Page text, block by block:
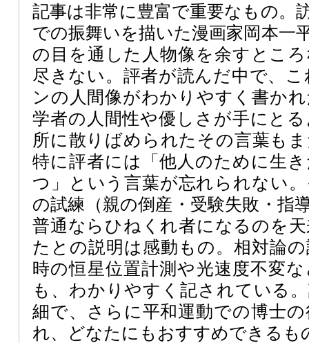
記事は非常に豊富で重要なもの。
での振舞いを描いた漫画家岡本一
の目を通した人物像を余すとこ
尽きない。評者が読んだ中で、
ンの人間像がわかりやすく書か
学者の人間性や優しさが手にと
所に散りばめられたその言葉も
特に評者には「他人のために生
つ」という言葉が忘れられない
の試練（親の倒産・受験失敗・指
普通ならひねくれ者になるのを
たとの説明は感動もの。相対論
時の恒星位置計測や光速度不変
も、わかりやすく記されている
細で、さらに平和運動での博士
れ、どなたにもおすすめできるも